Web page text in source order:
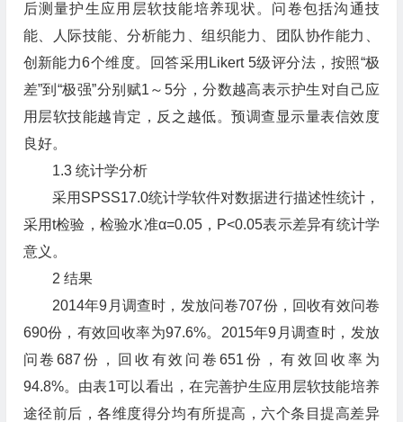
后测量护生应用层软技能培养现状。问卷包括沟通技
能、人际技能、分析能力、组织能力、团队协作能力、
创新能力6个维度。回答采用Likert 5级评分法，按照“极
差”到“极强”分别赋1～5分，分数越高表示护生对自己应
用层软技能越肯定，反之越低。预调查显示量表信效度
良好。
1.3 统计学分析
采用SPSS17.0统计学软件对数据进行描述性统计，
采用t检验，检验水准α=0.05，P<0.05表示差异有统计学
意义。
2 结果
2014年9月调查时，发放问卷707份，回收有效问卷
690份，有效回收率为97.6%。2015年9月调查时，发放
问卷687份，回收有效问卷651份，有效回收率为
94.8%。由表1可以看出，在完善护生应用层软技能培养
途径前后，各维度得分均有所提高，六个条目提高差异